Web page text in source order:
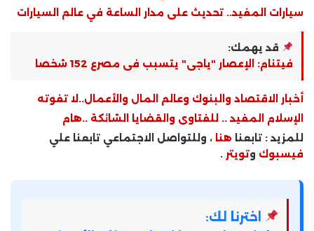
سيارات المفيد.. تحديث على مدار الساعة في عالم السيارات
قد يهمك:
فيتنام: الإعصار "ياجى" يتسبب فى مصرع 152 شخصا
أخبار الاقتصاد والبنوك وعالم المال والأعمال..لا تفوته
الإسلام المفيد .. للفتاوى والقضايا الشائكة ..هام
للمزيد : تابعنا هنا ، وللتواصل الاجتماعي تابعنا علي
فيسبوك وتويتر .
اخترنا لك: